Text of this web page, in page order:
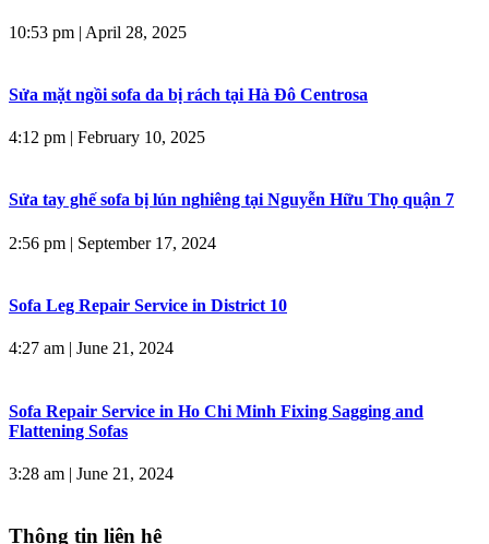
10:53 pm | April 28, 2025
Sửa mặt ngồi sofa da bị rách tại Hà Đô Centrosa
4:12 pm | February 10, 2025
Sửa tay ghế sofa bị lún nghiêng tại Nguyễn Hữu Thọ quận 7
2:56 pm | September 17, 2024
Sofa Leg Repair Service in District 10
4:27 am | June 21, 2024
Sofa Repair Service in Ho Chi Minh Fixing Sagging and
Flattening Sofas
3:28 am | June 21, 2024
Thông tin liên hệ